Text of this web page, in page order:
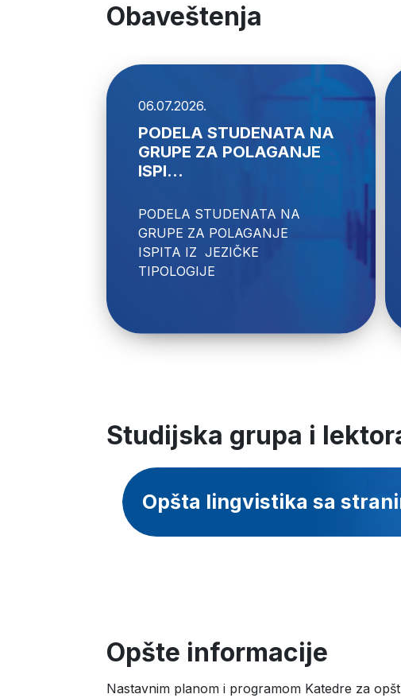
Obaveštenja
06.07.2026.
PODELA STUDENATA NA
GRUPE ZA POLAGANJE
ISPI...
PODELA STUDENATA NA
GRUPE ZA POLAGANJE
ISPITA IZ  JEZIČKE
Studijska grupa i
Opšta lingvistika sa
Opšte informacije
Nastavnim planom i programom Katedre za